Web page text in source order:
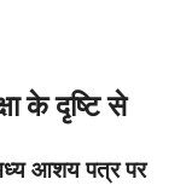
के दृष्टि से
आशयपत्रपर